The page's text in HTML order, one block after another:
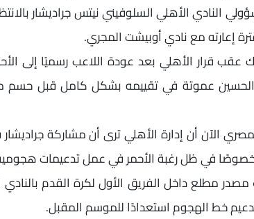
النادي الأهلي السلوفيني نيتس جراديشار
إعارته مع نادي أوبيشت المجري.
عقب قرار الأهلي بعد عودة اللاعب رسميًا إلى
عموتة في تقييمه بشكل كامل قبل حسم
الآن أن إدارة الأهلي ترى أن مشاركة
في ظل رغبة الأحمر في عمل تدعيمات
مطلع داخل الفريق الأول لكرة القدم
خط الهجوم استعدادًا للموسم المقبل.